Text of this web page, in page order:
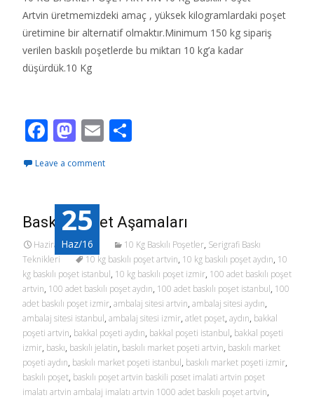
Artvin üretmemizdeki amaç , yüksek kilogramlardaki poşet
üretimine bir alternatif olmaktır.Minimum 150 kg sipariş
verilen baskılı poşetlerde bu miktarı 10 kg’a kadar
düşürdük.10 Kg
F
e
b
o
o
k
M
to
d
o
n
E
ai
Leave a comment
25
Haz/16
Baskılı Poşet Aşamaları
Haziran 25, 2016 10 Kg Baskılı Poşetler, Serigrafi Baskı
Teknikleri
10 kg baskılı poşet artvin, 10 kg baskılı poşet aydın, 10
kg baskılı poşet istanbul, 10 kg baskılı poşet izmir, 100 adet baskılı poşet
artvin, 100 adet baskılı poşet aydın, 100 adet baskılı poşet istanbul, 100
adet baskılı poşet izmir, ambalaj sitesi artvin, ambalaj sitesi aydın,
ambalaj sitesi istanbul, ambalaj sitesi izmir, atlet poşet, aydın, bakkal
poşeti artvin, bakkal poşeti aydın, bakkal poşeti istanbul, bakkal poşeti
izmir, baskı, baskılı jelatin, baskılı market poşeti artvin, baskılı market
poşeti aydın, baskılı market poşeti istanbul, baskılı market poşeti izmir,
baskılı poşet, baskılı poşet artvin baskili poset imalati artvin poşet
imalatı artvin ambalaj imalatı artvin 1000 adet baskılı poşet artvin,